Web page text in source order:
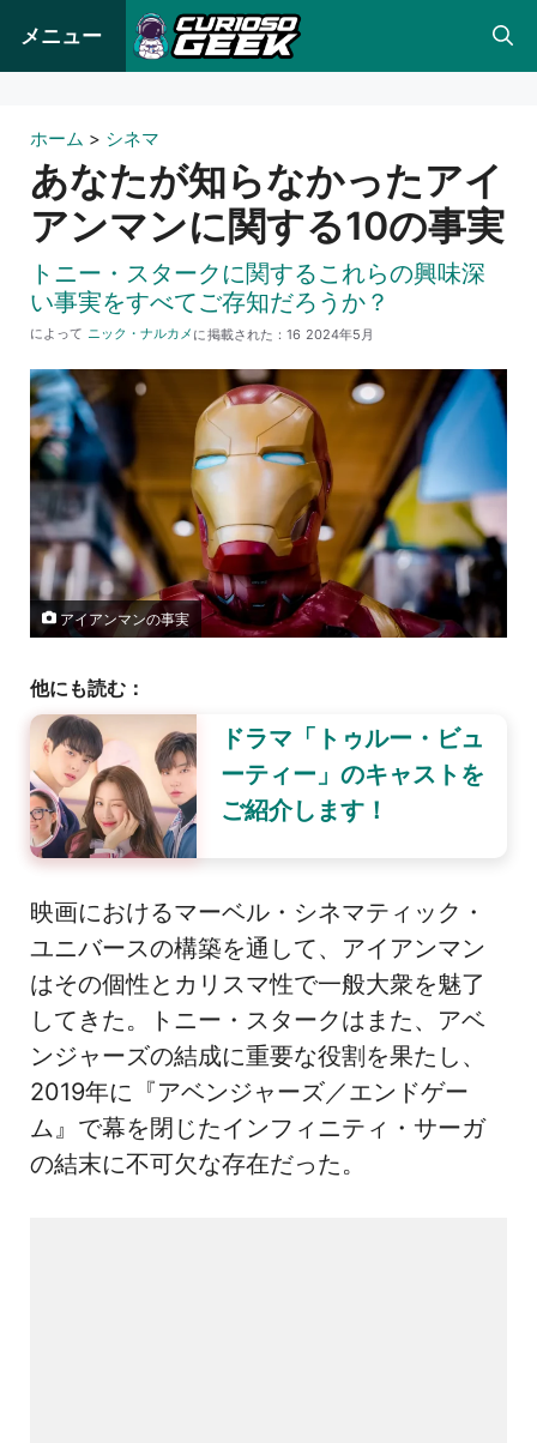
ン
メニュー
ホーム > シネマ
あなたが知らなかったアイ
アンマンに関する10の事実
トニー・スタークに関するこれらの興味深
い事実をすべてご存知だろうか？
に掲載された：16 2024年5月
によって ニック・ナルカメ
アイアンマンの事実
他にも読む：
ドラマ「トゥルー・ビュ
ーティー」のキャストを
ご紹介します！
映画におけるマーベル・シネマティック・
ユニバースの構築を通して、アイアンマン
はその個性とカリスマ性で一般大衆を魅了
してきた。トニー・スタークはまた、アベ
ンジャーズの結成に重要な役割を果たし、
2019年に『アベンジャーズ／エンドゲー
ム』で幕を閉じたインフィニティ・サーガ
の結末に不可欠な存在だった。